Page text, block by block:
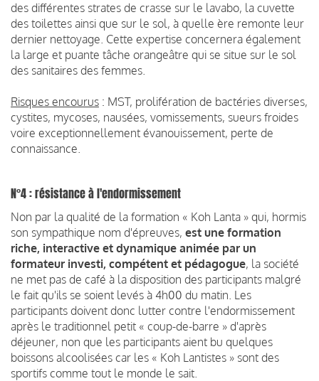
des différentes strates de crasse sur le lavabo, la cuvette
des toilettes ainsi que sur le sol, à quelle ère remonte leur
dernier nettoyage. Cette expertise concernera également
la large et puante tâche orangeâtre qui se situe sur le sol
des sanitaires des femmes.
Risques encourus : MST, prolifération de bactéries diverses,
cystites, mycoses, nausées, vomissements, sueurs froides
voire exceptionnellement évanouissement, perte de
connaissance.
N°4 : résistance à l'endormissement
Non par la qualité de la formation « Koh Lanta » qui, hormis
son sympathique nom d'épreuves, est une formation
riche, interactive et dynamique animée par un
formateur investi, compétent et pédagogue, la société
ne met pas de café à la disposition des participants malgré
le fait qu'ils se soient levés à 4h00 du matin. Les
participants doivent donc lutter contre l'endormissement
après le traditionnel petit « coup-de-barre » d'après
déjeuner, non que les participants aient bu quelques
boissons alcoolisées car les « Koh Lantistes » sont des
sportifs comme tout le monde le sait.